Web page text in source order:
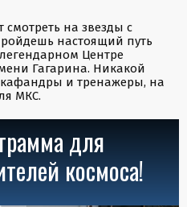
смотреть на звезды с
настоящий путь
Центре
Гагарина. Никакой
и тренажеры, на
МКС.
для
космоса!